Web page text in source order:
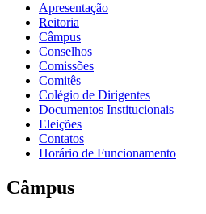
Apresentação
Reitoria
Câmpus
Conselhos
Comissões
Comitês
Colégio de Dirigentes
Documentos Institucionais
Eleições
Contatos
Horário de Funcionamento
Câmpus